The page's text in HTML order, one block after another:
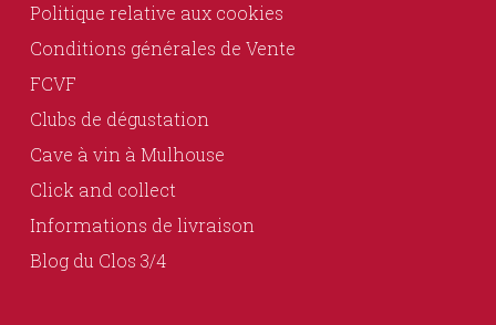
Politique relative aux cookies
Conditions générales de Vente
FCVF
Clubs de dégustation
Cave à vin à Mulhouse
Click and collect
Informations de livraison
Blog du Clos 3/4